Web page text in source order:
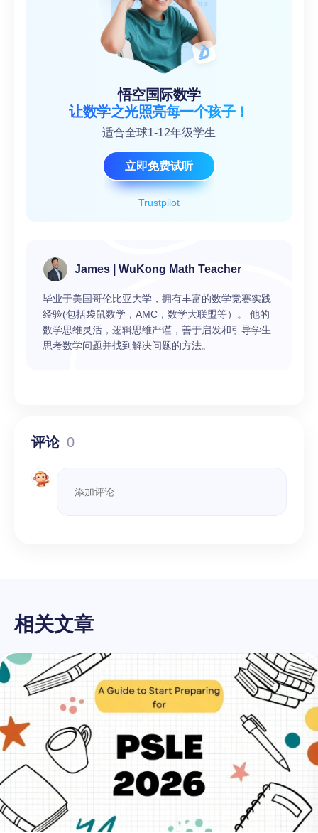
Trustpilot
悟空国际数学
让数学之光照亮每一个孩子！
适合全球1-12年级学生
立即免费试听
James | WuKong Math Teacher
毕业于美国哥伦比亚大学，拥有丰富的数学竞赛实践
经验(包括袋鼠数学，AMC，数学大联盟等）。 他的
数学思维灵活，逻辑思维严谨，善于启发和引导学生
思考数学问题并找到解决问题的方法。
评论 0
相关文章